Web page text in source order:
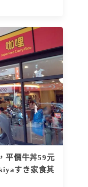
平價牛丼59元
すき家食其